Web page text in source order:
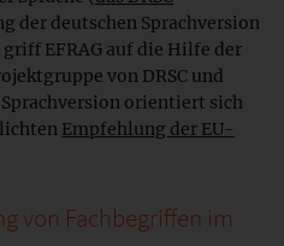
der deutschen Sprachversion
EFRAG auf die Hilfe der
von DRSC und
Sprachversion orientiert sich
Empfehlung der EU-
von Fachbegriffen im